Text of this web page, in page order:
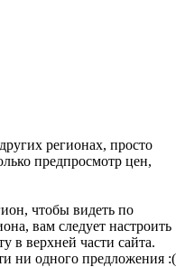
регионах, просто
предпросмотр цен,
чтобы видеть по
вам следует настроить
в верхней части сайта.
ни одного предложения :(